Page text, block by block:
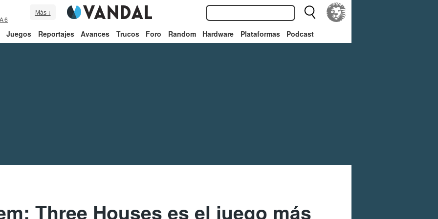
6
Más ↓
Juegos Reportajes Avances Trucos Foro Random Hardware Plataformas Podcast
Three Houses es el juego más